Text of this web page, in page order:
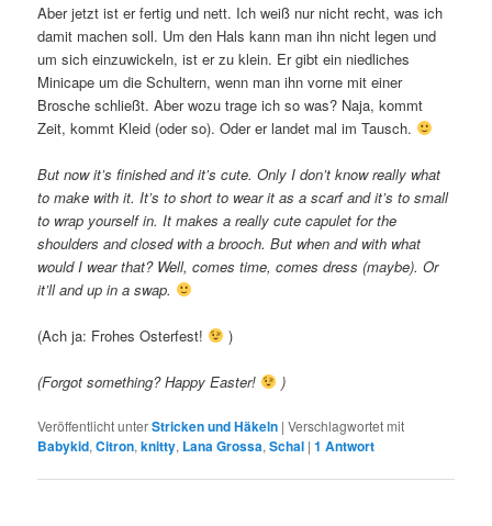
Aber jetzt ist er fertig und nett. Ich weiß nur nicht recht, was ich
damit machen soll. Um den Hals kann man ihn nicht legen und
um sich einzuwickeln, ist er zu klein. Er gibt ein niedliches
Minicape um die Schultern, wenn man ihn vorne mit einer
Brosche schließt. Aber wozu trage ich so was? Naja, kommt
Zeit, kommt Kleid (oder so). Oder er landet mal im Tausch.
But now it’s finished and it’s cute. Only I don’t know really what
to make with it. It’s to short to wear it as a scarf and it’s to small
to wrap yourself in. It makes a really cute capulet for the
shoulders and closed with a brooch. But when and with what
would I wear that? Well, comes time, comes dress (maybe). Or
it’ll and up in a swap.
(Ach ja: Frohes Osterfest! )
(Forgot something? Happy Easter! )
Veröffentlicht unterStricken und Häkeln |Verschlagwortet mit
Babykid,Citron,knitty, Lana Grossa,Schal |1 Antwort